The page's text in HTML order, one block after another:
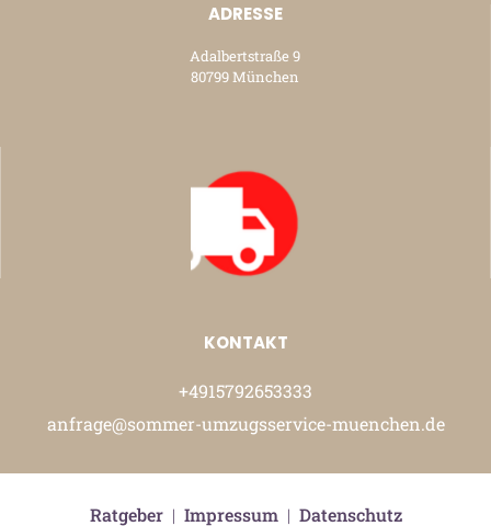
ADRESSE
Adalbertstraße 9
80799 München
KONTAKT
+4915792653333
anfrage@sommer-umzugsservice-muenchen.de
Ratgeber| Impressum| Datenschutz